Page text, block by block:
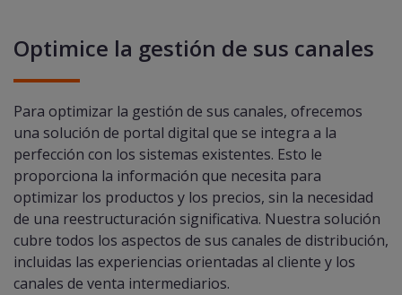
Optimice la gestión de sus canales
Para optimizar la gestión de sus canales, ofrecemos
una solución de portal digital que se integra a la
perfección con los sistemas existentes. Esto le
proporciona la información que necesita para
optimizar los productos y los precios, sin la necesidad
de una reestructuración significativa. Nuestra solución
cubre todos los aspectos de sus canales de distribución,
incluidas las experiencias orientadas al cliente y los
canales de venta intermediarios.